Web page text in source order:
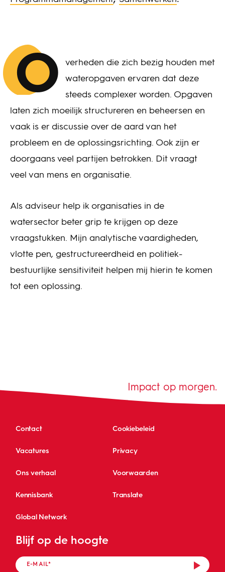
O
verheden die zich bezig houden met
wateropgaven ervaren dat deze
steeds complexer worden. Opgaven
laten zich moeilijk structureren en beheersen en
vaak is er discussie over de aard van het
probleem en de oplossingsrichting. Ook zijn er
doorgaans veel partijen betrokken. Dit vraagt
veel van mens en organisatie.
Als adviseur help ik organisaties in de
watersector beter grip te krijgen op deze
vraagstukken. Mijn analytische vaardigheden,
vlotte pen, gestructureerdheid en politiek-
bestuurlijke sensitiviteit helpen mij hierin te komen
tot een oplossing.
Contact Cookiebeleid
Vacatures Privacy
Ons verhaal Voorwaarden
Kennisbank Translate
Global Network
Blijf op de hoogte
Impact op morgen.